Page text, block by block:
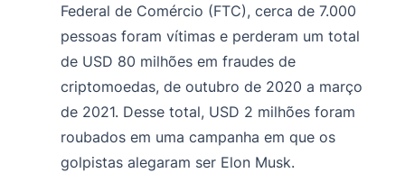
Federal de Comércio (FTC), cerca de 7.000
pessoas foram vítimas e perderam um total
de USD 80 milhões em fraudes de
criptomoedas, de outubro de 2020 a março
de 2021. Desse total, USD 2 milhões foram
roubados em uma campanha em que os
golpistas alegaram ser Elon Musk.